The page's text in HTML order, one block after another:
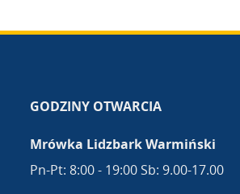
GODZINY OTWARCIA
Mrówka Lidzbark Warmiński
Pn-Pt: 8:00 - 19:00 Sb: 9.00-17.00